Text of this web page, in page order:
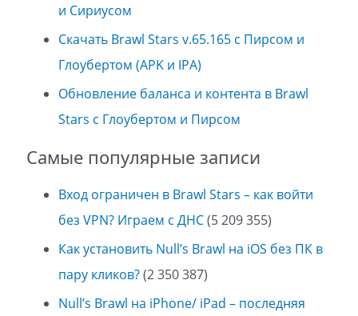
и Сириусом
Скачать Brawl Stars v.65.165 с Пирсом и
Глоубертом (APK и IPA)
Обновление баланса и контента в Brawl
Stars с Глоубертом и Пирсом
Самые популярные записи
Вход ограничен в Brawl Stars – как войти
без VPN? Играем с ДНС(5 209 355)
Как установить Null’s Brawl на iOS без ПК в
пару кликов?(2 350 387)
Null’s Brawl на iPhone/ iPad – последняя